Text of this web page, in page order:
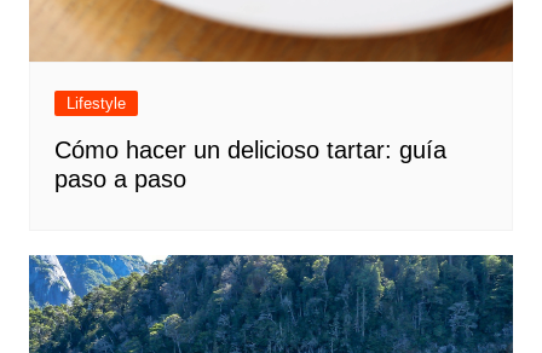
Lifestyle
Cómo hacer un delicioso tartar: guía
paso a paso